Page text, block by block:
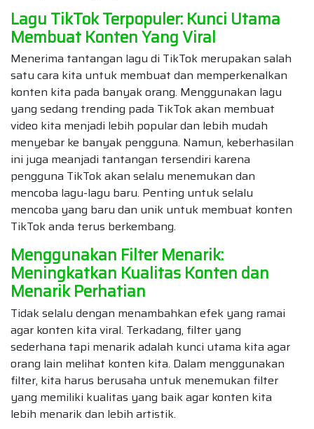
Lagu TikTok Terpopuler: Kunci Utama
Membuat Konten Yang Viral
Menerima tantangan lagu di TikTok merupakan salah
satu cara kita untuk membuat dan memperkenalkan
konten kita pada banyak orang. Menggunakan lagu
yang sedang trending pada TikTok akan membuat
video kita menjadi lebih popular dan lebih mudah
menyebar ke banyak pengguna. Namun, keberhasilan
ini juga meanjadi tantangan tersendiri karena
pengguna TikTok akan selalu menemukan dan
mencoba lagu-lagu baru. Penting untuk selalu
mencoba yang baru dan unik untuk membuat konten
TikTok anda terus berkembang.
Menggunakan Filter Menarik:
Meningkatkan Kualitas Konten dan
Menarik Perhatian
Tidak selalu dengan menambahkan efek yang ramai
agar konten kita viral. Terkadang, filter yang
sederhana tapi menarik adalah kunci utama kita agar
orang lain melihat konten kita. Dalam menggunakan
filter, kita harus berusaha untuk menemukan filter
yang memiliki kualitas yang baik agar konten kita
lebih menarik dan lebih artistik.